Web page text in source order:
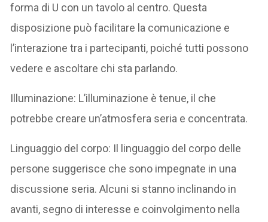
forma di U con un tavolo al centro. Questa
disposizione può facilitare la comunicazione e
l’interazione tra i partecipanti, poiché tutti possono
vedere e ascoltare chi sta parlando.
Illuminazione: L’illuminazione è tenue, il che
potrebbe creare un’atmosfera seria e concentrata.
Linguaggio del corpo: Il linguaggio del corpo delle
persone suggerisce che sono impegnate in una
discussione seria. Alcuni si stanno inclinando in
avanti, segno di interesse e coinvolgimento nella